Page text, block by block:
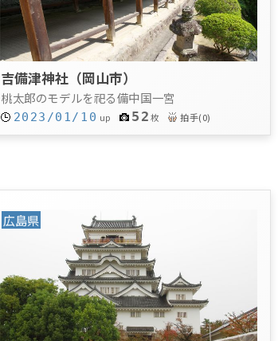
吉備津神社（岡山市）
桃太郎のモデルを祀る備中国一宮
2023/01/10 up 52 枚 拍手(0)
広島県